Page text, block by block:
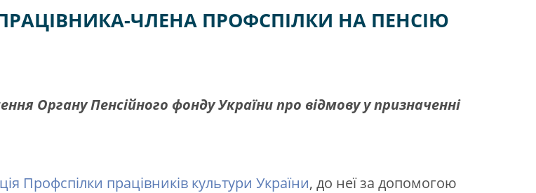
ЧЛЕНА ПРОФСПІЛКИ НА ПЕНСІЮ
Органу Пенсійного фонду України про відмову у призначенні
Профспілки працівників культури України, до неї за допомогою